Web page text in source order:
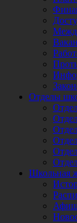
Отделы
Школьная